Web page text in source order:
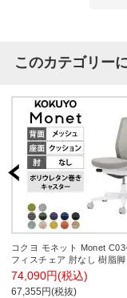
このカテゴリー
コクヨ モネット Monet
フィスチェア 肘なし 樹脂脚
キャスター 背メッシュ 座面
座同色 本体/脚ホワイトグレ
74,090円(税込)
67,355円(税抜)